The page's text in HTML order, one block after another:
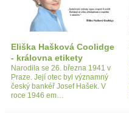
Eliška Hašková Coolidge
- královna etikety
Narodila se 26. března 1941 v
Praze. Její otec byl významný
český bankéř Josef Hašek. V
roce 1946 em…